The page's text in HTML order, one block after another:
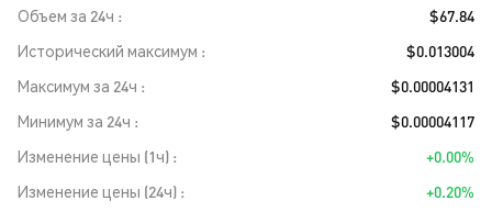
Объем за 24ч
$67.84
Исторический максимум
$0.013004
Максимум за 24ч
$0.00004131
Минимум за 24ч
$0.00004117
Изменение цены (1ч)
+0.00%
Изменение цены (24ч)
+0.20%